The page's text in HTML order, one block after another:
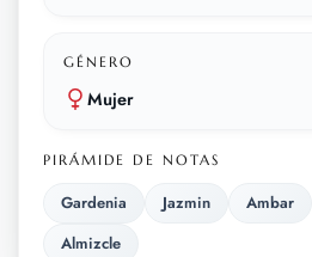
GÉNERO
Mujer
PIRÁMIDE DE NOTAS
Gardenia Jazmin Ambar
Almizcle